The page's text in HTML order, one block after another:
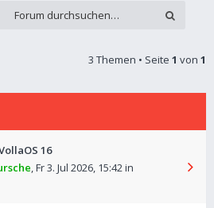
3 Themen • Seite 1 von 1
16
,Fr 3. Jul 2026, 15:42in